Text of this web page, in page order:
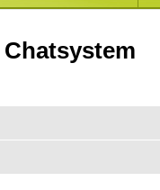
Chatsystem